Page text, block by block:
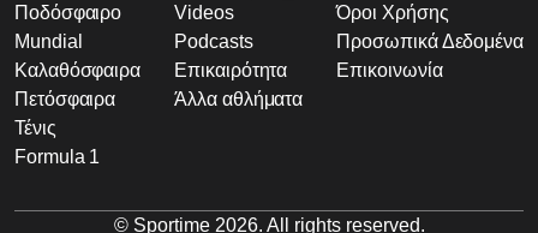
Ποδόσφαιρο
Mundial
Καλαθόσφαιρα
Πετόσφαιρα
Τένις
Formula 1
Videos
Podcasts
Επικαιρότητα
Άλλα αθλήματα
Όροι Χρήσης
Προσωπικά Δεδομένα
Επικοινωνία
© Sportime 2026. All rights reserved.